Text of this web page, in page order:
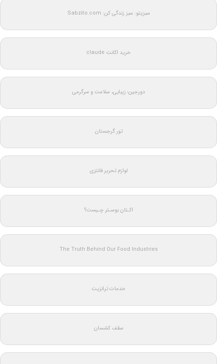
سبزیتو: سبز زندگی کن: Sabzito.com
خرید اکانت claude
دورجین؛ زیبایی، سلامت و سرگرمی
تور گرجستان
لوازم تحریر فانتزی
اکـتان بوسـتر چـیست؟
The Truth Behind Our Food Industries
خدمات ترانزیت
سقف کشسان